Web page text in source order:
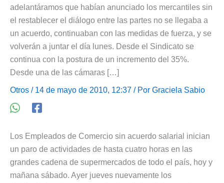
adelantáramos que habían anunciado los mercantiles sin
el restablecer el diálogo entre las partes no se llegaba a
un acuerdo, continuaban con las medidas de fuerza, y se
volverán a juntar el día lunes. Desde el Sindicato se
continua con la postura de un incremento del 35%.
Desde una de las cámaras […]
Otros / 14 de mayo de 2010, 12:37 / Por Graciela Sabio
Los Empleados de Comercio sin acuerdo salarial inician
un paro de actividades de hasta cuatro horas en las
grandes cadena de supermercados de todo el país, hoy y
mañana sábado. Ayer jueves nuevamente los